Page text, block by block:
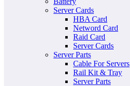
Server Cards
HBA Card
Netword Card
Raid Card
Server Cards
Server Parts
Cable For Servers
Rail Kit & Tray
Server Parts